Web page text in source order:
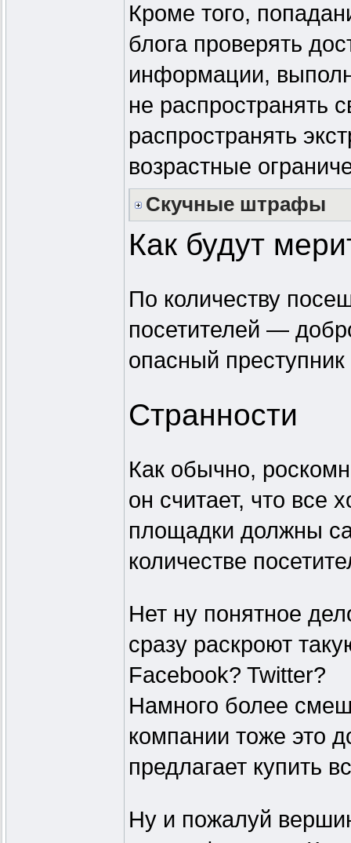
Кроме того,
блога проверять
информации,
не распространять
распространять
возрастные
Скучные штрафы
Как будут
По количеству
посетителей —
опасный преступник
Странности
Как обычно,
он считает, что все
площадки должны
количестве
Нет ну понятное
сразу раскроют
Facebook? Twitter?
Намного более
компании тоже это
предлагает купить
Ну и пожалуй